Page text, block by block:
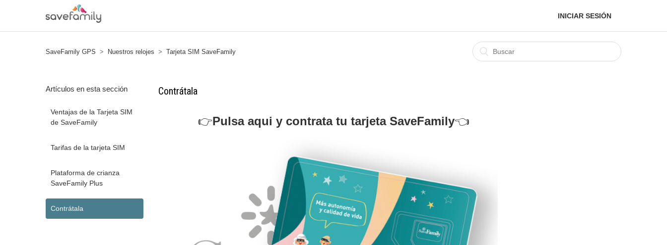
INICIAR SESIÓN
SaveFamily GPS Nuestros relojes Tarjeta SIM SaveFamily
Artículos en esta sección
Ventajas de la Tarjeta SIM
de SaveFamily
Tarifas de la tarjeta SIM
Plataforma de crianza
SaveFamily Plus
Contrátala
Contrátala
👉Pulsa aqui y contrata tu tarjeta SaveFamily👈